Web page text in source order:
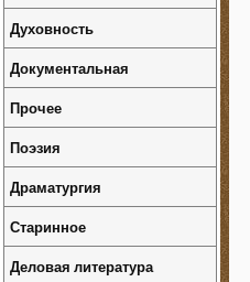
Духовность
Документальная
Прочее
Поэзия
Драматургия
Старинное
Деловая литература